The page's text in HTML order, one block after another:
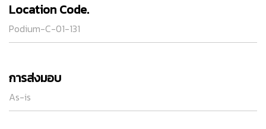
Location Code.
Podium-C-01-131
การส่งมอบ
As-is